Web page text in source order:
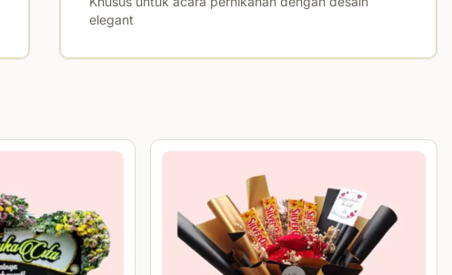
elegant